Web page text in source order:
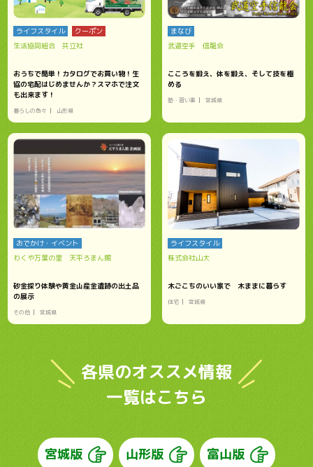
ライフスタイル
クーポン
生活協同組合 共立社
おうちで簡単！カタログでお買い物！生
協の宅配はじめませんか？スマホで注文
も出来ます！
暮らしの色々 山形県
まなび
武道空手 信龍会
こころを鍛え、体を鍛え、そして技を極
める
塾・習い事 宮城県
おでかけ・イベント
わくや万葉の里 天平ろまん館
砂金採り体験や黄金山産金遺跡の出土品
の展示
その他 宮城県
ライフスタイル
株式会社山大
木ごこちのいい家で 木ままに暮らす
住宅 宮城県
各県のオススメ情報
一覧はこちら
宮城版 山形版 富山版